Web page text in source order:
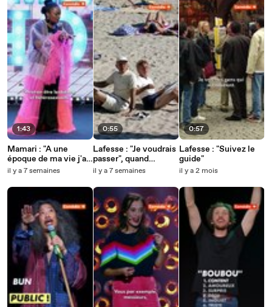
1:43
Mamari : "A une
époque de ma vie j'ai
cru que j'étais hétéro"
il y a 7 semaines
0:55
Lafesse : "Je voudrais
passer", quand
Lafesse passe, tu
il y a 7 semaines
0:57
Lafesse : "Suivez le
guide"
il y a 2 mois